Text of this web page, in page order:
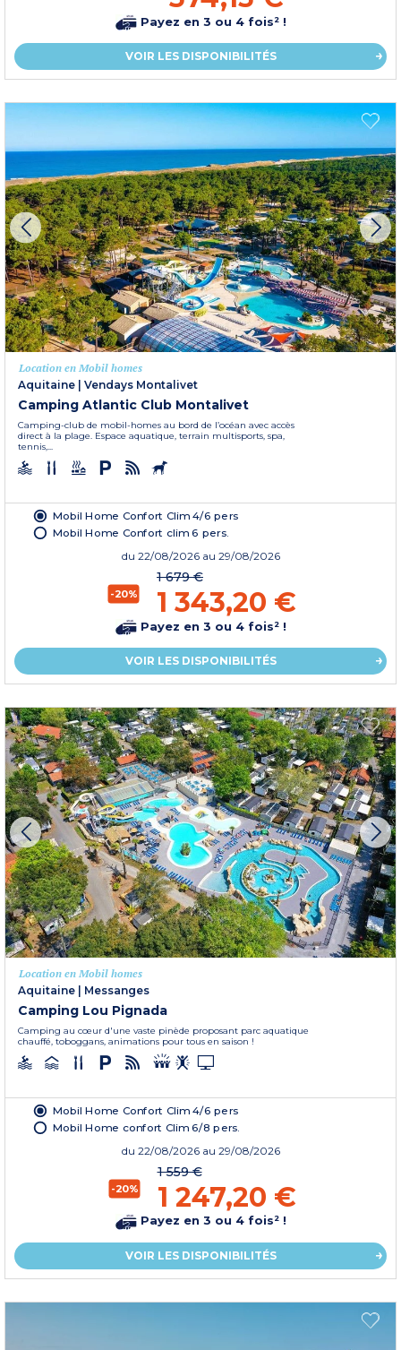
Payez en 3 ou 4 fois² !
VOIR LES DISPONIBILITÉS
Location en Mobil homes
Aquitaine
Vendays Montalivet
Camping Atlantic Club Montalivet
Camping-club de mobil-homes au bord de l’océan avec accès
direct à la plage. Espace aquatique, terrain multisports, spa,
tennis,...
Mobil Home Confort Clim 4/6 pers
Mobil Home Confort clim 6 pers.
du 22/08/2026 au 29/08/2026
-20%
1 679 €
1 343,20 €
Payez en 3 ou 4 fois² !
VOIR LES DISPONIBILITÉS
Location en Mobil homes
Aquitaine | Messanges
Camping Lou Pignada
Camping au cœur d'une vaste pinède proposant parc aquatique
chauffé, toboggans, animations pour tous en saison !
Mobil Home Confort Clim 4/6 pers
Mobil Home confort Clim 6/8 pers.
du 22/08/2026 au 29/08/2026
-20%
1 559 €
1 247,20 €
Payez en 3 ou 4 fois² !
VOIR LES DISPONIBILITÉS